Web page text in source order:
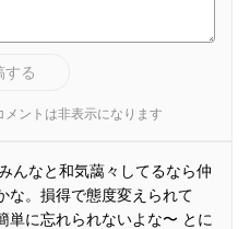
する
ントは非表示になります
んなと和気藹々してるなら仲
な。損得で態度変えられて
単に忘れられないよな〜 とに